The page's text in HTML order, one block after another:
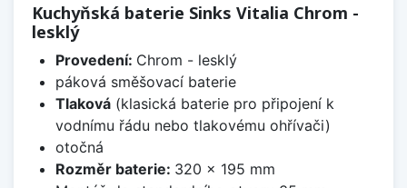
Kuchyňská baterie Sinks Vitalia Chrom -
lesklý
Provedení: Chrom - lesklý
páková směšovací baterie
Tlaková(klasická baterie pro připojení k
vodnímu řádu nebo tlakovému ohřívači)
otočná
Rozměr baterie: 320 x 195 mm